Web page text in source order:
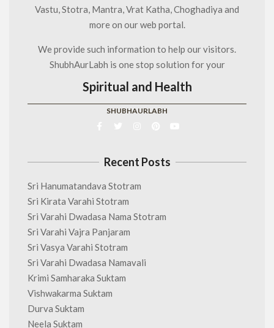
Vastu, Stotra, Mantra, Vrat Katha, Choghadiya and
more on our web portal.
We provide such information to help our visitors.
ShubhAurLabh is one stop solution for your
Spiritual and Health
SHUBHAURLABH
Recent Posts
Sri Hanumatandava Stotram
Sri Kirata Varahi Stotram
Sri Varahi Dwadasa Nama Stotram
Sri Varahi Vajra Panjaram
Sri Vasya Varahi Stotram
Sri Varahi Dwadasa Namavali
Krimi Samharaka Suktam
Vishwakarma Suktam
Durva Suktam
Neela Suktam